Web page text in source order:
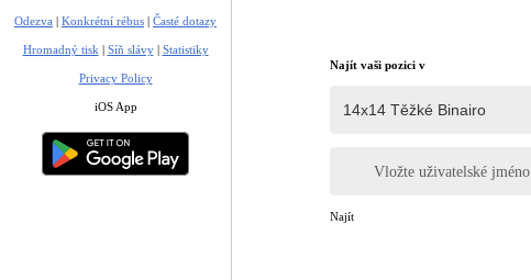
Odezva | Konkrétní rébus | Časté dotazy
Hromadný tisk | Síň slávy| Statistiky
Privacy Policy
iOS App
Najít vaši pozici v
Vložte uživatelské jméno
Najít